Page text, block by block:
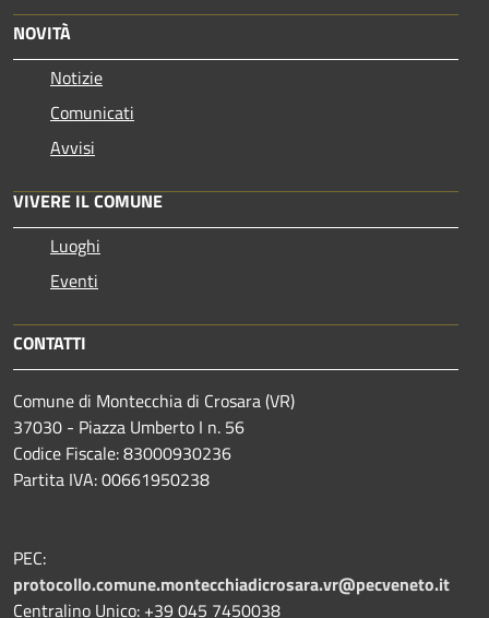
NOVITÀ
Notizie
Comunicati
Avvisi
VIVERE IL COMUNE
Luoghi
Eventi
CONTATTI
Comune di Montecchia di Crosara (VR)
37030 - Piazza Umberto I n. 56
Codice Fiscale: 83000930236
Partita IVA: 00661950238
PEC:
protocollo.comune.montecchiadicrosara.vr@pecveneto.it
Centralino Unico: +39 045 7450038